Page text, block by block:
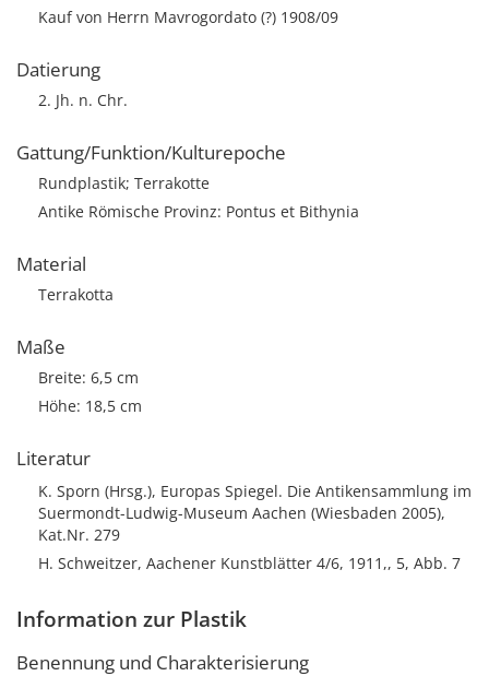
Kauf von Herrn Mavrogordato (?) 1908/09
Datierung
2. Jh. n. Chr.
Gattung/Funktion/Kulturepoche
Rundplastik; Terrakotte
Antike Römische Provinz: Pontus et Bithynia
Material
Terrakotta
Maße
Breite: 6,5 cm
Höhe: 18,5 cm
Literatur
K. Sporn (Hrsg.), Europas Spiegel. Die Antikensammlung im
Suermondt-Ludwig-Museum Aachen (Wiesbaden 2005),
Kat.Nr. 279
H. Schweitzer, Aachener Kunstblätter 4/6, 1911,, 5, Abb. 7
Information zur Plastik
Benennung und Charakterisierung